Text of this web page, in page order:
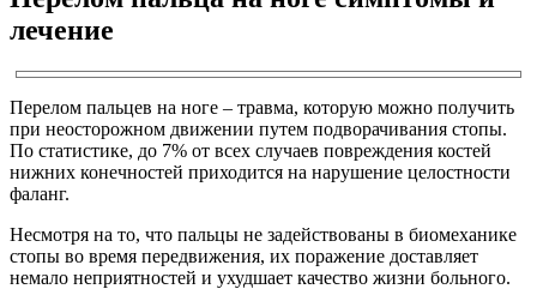
лечение
Перелом пальцев на ноге – травма, которую можно получить
при неосторожном движении путем подворачивания стопы.
По статистике, до 7% от всех случаев повреждения костей
нижних конечностей приходится на нарушение целостности
фаланг.
Несмотря на то, что пальцы не задействованы в биомеханике
стопы во время передвижения, их поражение доставляет
немало неприятностей и ухудшает качество жизни больного.